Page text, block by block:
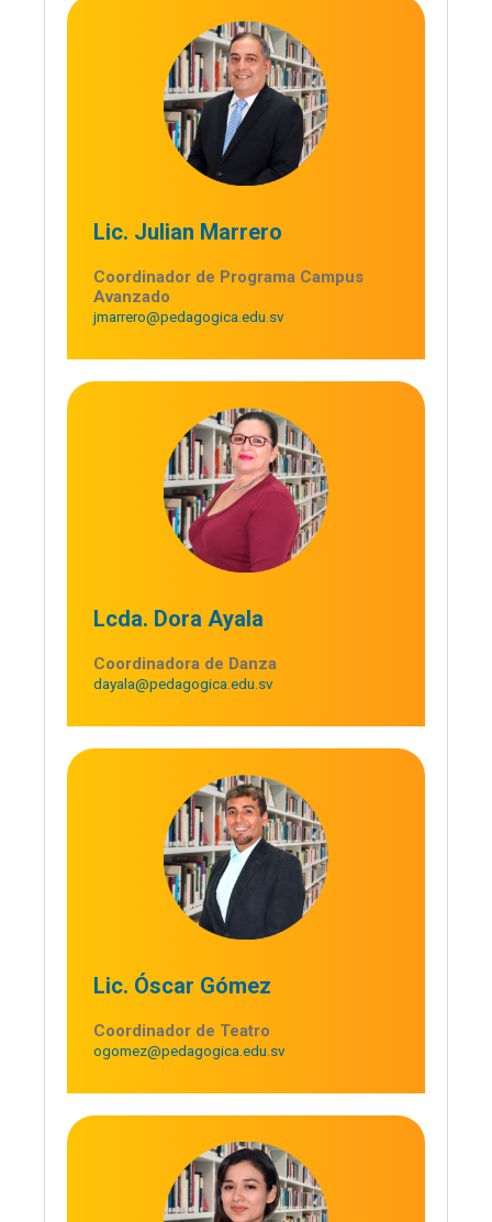
Lic. Julian Marrero
Coordinador de Programa Campus
Avanzado
jmarrero@pedagogica.edu.sv
Lcda. Dora Ayala
Coordinadora de Danza
dayala@pedagogica.edu.sv
Lic. Óscar Gómez
Coordinador de Teatro
ogomez@pedagogica.edu.sv